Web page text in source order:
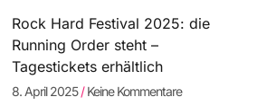
Rock Hard Festival 2025: die
Running Order steht –
Tagestickets erhältlich
8. April 2025 Keine Kommentare